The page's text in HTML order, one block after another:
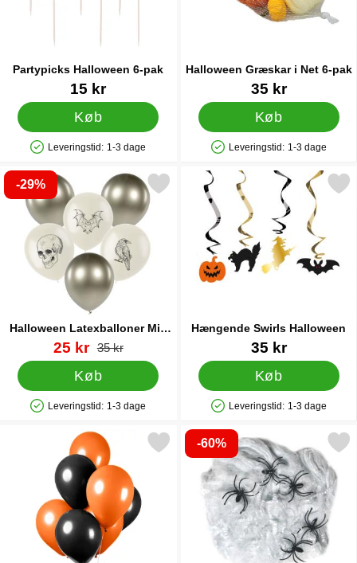
Partypicks Halloween 6-pak
Varenr 8768115 kr
Køb
Produkttilgængelighed: På lager
Leveringstid: 1-3 dage
Halloween Græskar i Net 6-pak
Varenr 1600735 kr
Køb
Produkttilgængelighed: På lager
Leveringstid: 1-3 dage
-29%
Halloween Latexballoner Mix
6-pak
Varenr 87675
pris
25 kr pris
35 kr
Køb
Produkttilgængelighed: På lager
Leveringstid: 1-3 dage
Markér halloween Latexballoner Mix 6-pak som favorit
Hængende Swirls Halloween
Varenr 8410435 kr
Køb
Produkttilgængelighed: På lager
Leveringstid: 1-3 dage
Markér hængende Swirls
Markér sorte/Orange Balloner 10-pak som favorit
-60%
Markér spindelvæv med Sorte